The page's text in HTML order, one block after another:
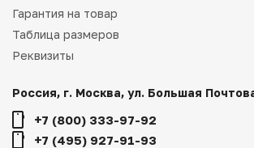
Гарантия на товар
Таблица размеров
Реквизиты
Россия, г. Москва, ул. Большая
+7 (800) 333-97-92
+7 (495) 927-91-93